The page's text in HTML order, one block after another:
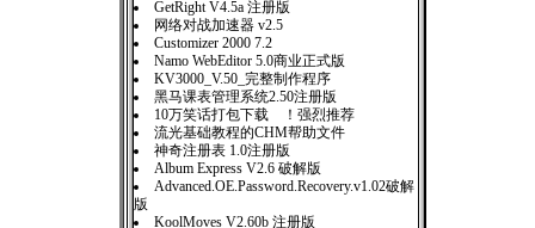
GetRight V4.5a 注册版
网络对战加速器 v2.5
Customizer 2000 7.2
Namo WebEditor 5.0商业正式版
KV3000_V.50_完整制作程序
黑马课表管理系统2.50注册版
10万笑话打包下载 ！强烈推荐
流光基础教程的CHM帮助文件
神奇注册表 1.0注册版
Album Express V2.6 破解版
Advanced.OE.Password.Recovery.v1.02破解
版
KoolMoves V2.60b 注册版